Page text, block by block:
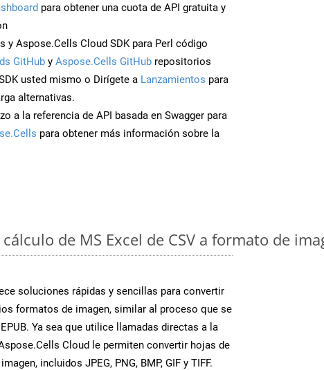
para obtener una cuota de API gratuita y
y Aspose.Cells Cloud SDK para Perl código
GitHub y Aspose.Cells GitHub repositorios
usted mismo o Dirígete a Lanzamientos para
alternativas.
a la referencia de API basada en Swagger para
para obtener más información sobre la
de MS Excel de CSV a formato de
soluciones rápidas y sencillas para convertir
formatos de imagen, similar al proceso que se
Ya sea que utilice llamadas directas a la
Cloud le permiten convertir hojas de
incluidos JPEG, PNG, BMP, GIF y TIFF.